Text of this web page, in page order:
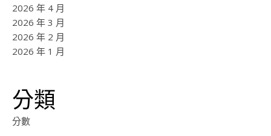
2026 年 4 月
2026 年 3 月
2026 年 2 月
2026 年 1 月
分類
分數